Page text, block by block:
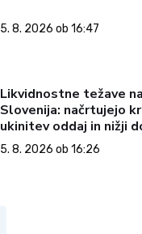
5. 8. 2026 ob 16:47
Likvidnostne težave
Slovenija: načrtujejo
ukinitev oddaj in nižji
5. 8. 2026 ob 16:26